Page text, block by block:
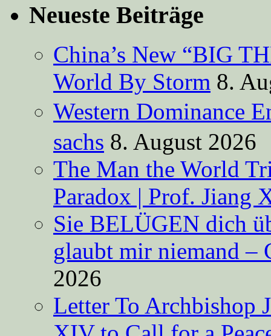
Neueste Beiträge
China’s New “BIG
World By Storm 8.
Western Dominance
sachs 8. August 2026
The Man the World
Paradox | Prof. Jiang
Sie BELÜGEN dich
glaubt mir niemand –
2026
Letter To Archbishop